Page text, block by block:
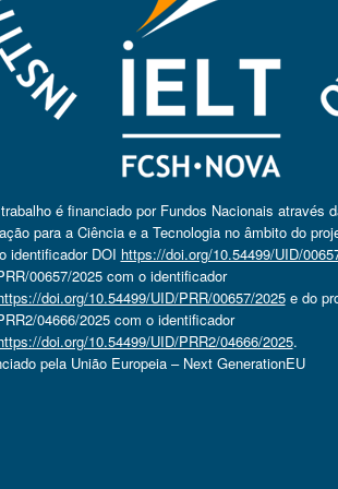
é financiado por Fundos Nacionais através
para a Ciência e a Tecnologia no âmbito do
identificador DOI https://doi.org/10.54499/UID/
00657/2025 com o identificador
doi.org/10.54499/UID/PRR/00657/2025e do
04666/2025 com o identificador
doi.org/10.54499/UID/PRR2/04666/2025.
pela União Europeia – Next GenerationEU